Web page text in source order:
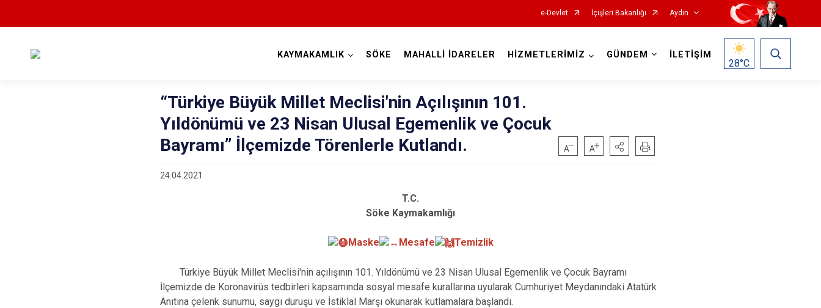
e-Devlet İçişleri Bakanlığı Aydın
İncirliova
Karacasu
KAYMAKAMLIK SÖKE MAHALLİ İDARELER HİZMETLERİMİZ GÜNDEM İLETİŞİM
28°C
“Türkiye Büyük Millet Meclisi'nin Açılışının 101.
Yıldönümü ve 23 Nisan Ulusal Egemenlik ve Çocuk
Bayramı’’ İlçemizde Törenlerle Kutlandı.
24.04.2021
T.C.
Söke Kaymakamlığı
Maske Mesafe Temizlik
Türkiye Büyük Millet Meclisi'nin açılışının 101. Yıldönümü ve 23 Nisan Ulusal Egemenlik ve Çocuk Bayramı
İlçemizde de Koronavirüs tedbirleri kapsamında sosyal mesafe kurallarına uyularak Cumhuriyet Meydanındaki Atatürk
Anıtına çelenk sunumu, saygı duruşu ve İstiklal Marşı okunarak kutlamalara başlandı.